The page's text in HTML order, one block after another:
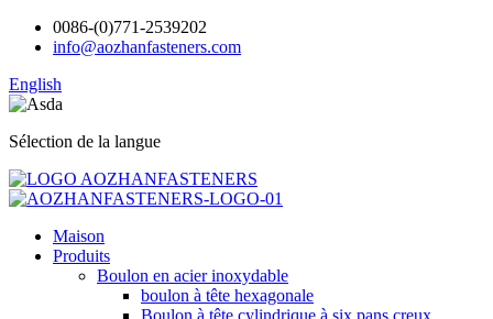
0086-(0)771-2539202
info@aozhanfasteners.com
English
Sélection de la langue
Maison
Produits
Boulon en acier inoxydable
boulon à tête hexagonale
Boulon à tête cylindrique à six pans creux